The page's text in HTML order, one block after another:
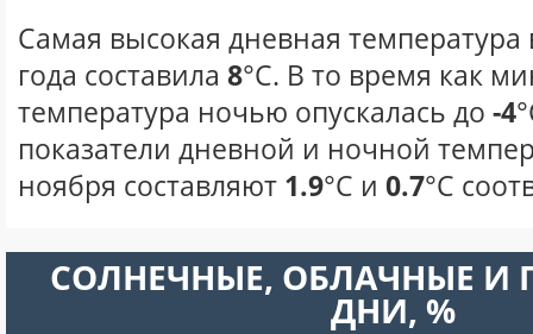
Самая высокая дневная температура
года составила 8°С. В то время как
температура ночью опускалась до -4
показатели дневной и ночной
ноября составляют 1.9°С и 0.7°С
CОЛНЕЧНЫЕ, ОБЛАЧНЫЕ И
ДНИ, %